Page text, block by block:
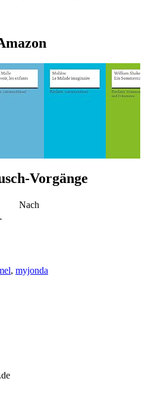
Vorgänge
Nach
, myjonda